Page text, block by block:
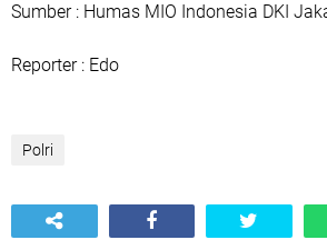
Sumber : Humas MIO Indonesia DKI
Reporter : Edo
Polri